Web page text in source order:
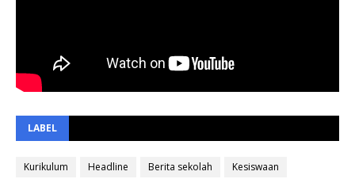
LABEL
Kurikulum Headline Berita sekolah
Kesiswaan